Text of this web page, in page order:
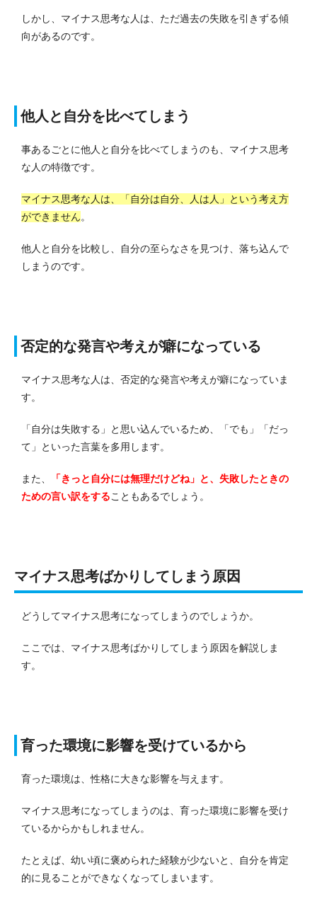
しかし、マイナス思考な人は、ただ過去の失敗を引きずる傾
向があるのです。
他人と自分を比べてしまう
事あるごとに他人と自分を比べてしまうのも、マイナス思考
な人の特徴です。
マイナス思考な人は、「自分は自分、人は人」という考え方
ができません。
他人と自分を比較し、自分の至らなさを見つけ、落ち込んで
しまうのです。
否定的な発言や考えが癖になっている
マイナス思考な人は、否定的な発言や考えが癖になっていま
す。
「自分は失敗する」と思い込んでいるため、「でも」「だっ
て」といった言葉を多用します。
また、
「きっと自分には無理だけどね」と、失敗したときの
ための言い訳をすることもあるでしょう。
マイナス思考ばかりしてしまう原因
どうしてマイナス思考になってしまうのでしょうか。
ここでは、マイナス思考ばかりしてしまう原因を解説しま
す。
育った環境に影響を受けているから
育った環境は、性格に大きな影響を与えます。
マイナス思考になってしまうのは、育った環境に影響を受け
ているからかもしれません。
たとえば、幼い頃に褒められた経験が少ないと、自分を肯定
的に見ることができなくなってしまいます。